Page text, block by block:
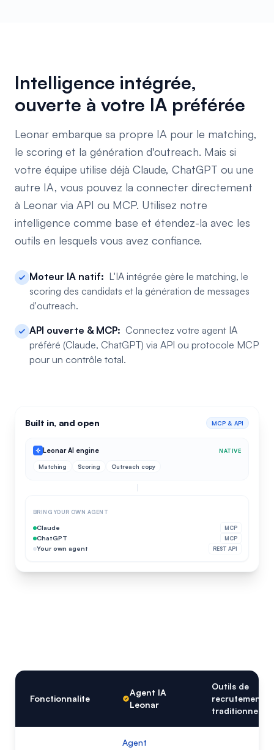
Intelligence intégrée,
ouverte à votre IA préférée
Leonar embarque sa propre IA pour le matching,
le scoring et la génération d'outreach. Mais si
votre équipe utilise déjà Claude, ChatGPT ou une
autre IA, vous pouvez la connecter directement
à Leonar via API ou MCP. Utilisez notre
intelligence comme base et étendez-la avec les
outils en lesquels vous avez confiance.
Moteur IA natif: L'IA intégrée gère le matching, le
scoring des candidats et la génération de messages
d'outreach.
API ouverte & MCP: Connectez votre agent IA
préféré (Claude, ChatGPT) via API ou protocole MCP
pour un contrôle total.
Built in, and open MCP & API
Leonar AI engine NATIVE
Matching Scoring Outreach copy
BRING YOUR OWN AGENT
Claude MCP
ChatGPT MCP
Your own agent REST API
Fonctionnalite
Agent IA
Leonar
Outils de
recrutement
traditionnels
Agent